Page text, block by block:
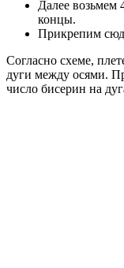
Далее возьмем
концы.
Прикрепим
Согласно схеме,
дуги между осями.
число бисерин на